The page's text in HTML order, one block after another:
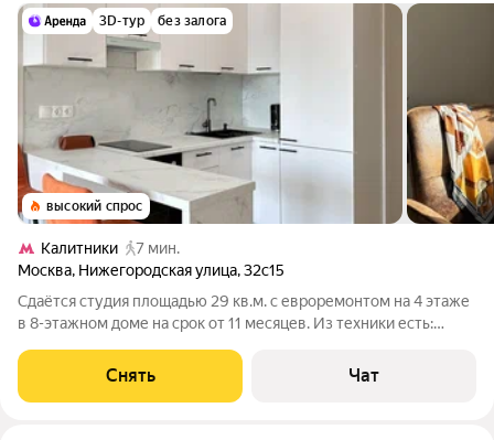
3D-тур без залога
высокий спрос
Калитники
7 мин.
Москва, Нижегородская улица,32с15
Сдаётся студия площадью 29 кв.м. с евроремонтом на 4 этаже
в 8-этажном доме на срок от 11 месяцев. Из техники есть:
Кондиционер Микроволновка Пылесос Дом - панельный, окна
выходят на улицу.
Снять Чат